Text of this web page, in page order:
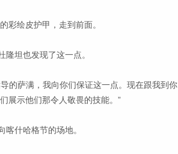
彩绘皮护甲，走到前面。
坦也发现了这一点。
的萨满，我向你们保证这一点。现在跟我到你
展示他们那令人敬畏的技能。”
什哈格节的场地。